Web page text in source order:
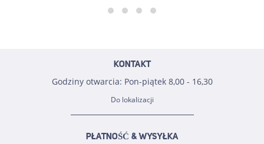
KONTAKT
Godziny otwarcia: Pon-piątek 8,00 - 16,30
Do lokalizacji
PŁATNOŚĆ & WYSYŁKA